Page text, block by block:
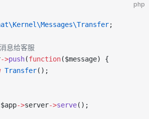
php
;
息给客服
->push(function($message) {
Transfer();
$app->server->serve();